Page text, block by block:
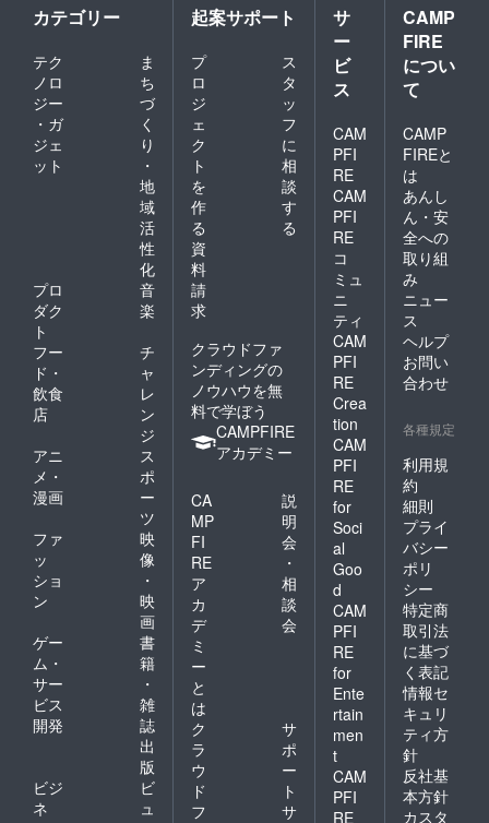
食べて、楽しく幸せに
会えるよね、待ってて
ね。長くなってしまい
ましたがご支援頂いた
皆様へも報告をすべき
だと思い、今回こちら
でご報告させていただ
きました。不快な気持
ちにさせてしまった方
がいたら申し訳ありま
せん。せっかく皆様か
らたくさんの応援を頂
いたのにこのような形
になってしまい、皆様
にも愛猫にも申し訳な
い気持ちです。愛猫が
天国で幸せに暮らせる
よう、願っていただけ
ると幸いです。
カテゴリー
テク
ノロ
ジー
・ガ
ジェ
ット
ま
ち
づ
く
り
・
地
域
活
性
化
プロ
ダク
ト
音
楽
フー
ド・
飲食
店
チ
ャ
レ
ン
ジ
アニ
メ・
漫画
ス
ポ
ー
ツ
ファ
ッ
ショ
ン
映
像
・
映
画
ゲー
ム・
サー
ビス
開発
書
籍
・
雑
誌
出
版
ビジ
ネ
ビ
ュ
起案サポート
プ
ロ
ジ
ェ
ク
ト
を
作
る
ス
タ
ッ
フ
に
相
談
す
る
資
料
請
求
クラウドファ
ンディングの
ノウハウを無
料で学ぼう
CAMPFIRE
アカデミー
CA
MP
FI
RE
ア
カ
デ
ミ
ー
と
は
説
明
会
・
相
談
会
ク
ラ
ウ
ド
フ
サ
ポ
ー
ト
サ
サ
ー
ビ
ス
CAM
PFI
RE
CAM
PFI
RE
コ
ミュ
ニ
ティ
CAM
PFI
RE
Crea
tion
CAM
PFI
RE
for
Soci
al
Goo
d
CAM
PFI
RE
for
Ente
rtain
men
t
CAM
PFI
RE
CAMP
FIRE
につい
て
CAMP
FIREと
は
あんし
ん・安
全への
取り組
み
ニュー
ス
ヘルプ
お問い
合わせ
各種規定
利用規
約
細則
プライ
バシー
ポリ
シー
特定商
取引法
に基づ
く表記
情報セ
キュリ
ティ方
針
反社基
本方針
カスタ